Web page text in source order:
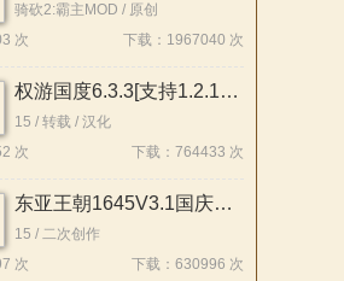
骑砍2:霸主MOD / 原创
次
下载：1967040 次
权游国度6.3.3[支持1.2.12-1.2.10]
15 / 转载 / 汉化
次
下载：764433 次
东亚王朝1645V3.1国庆版[支持1.2.12][整合版]
15 / 二次创作
次
下载：630996 次